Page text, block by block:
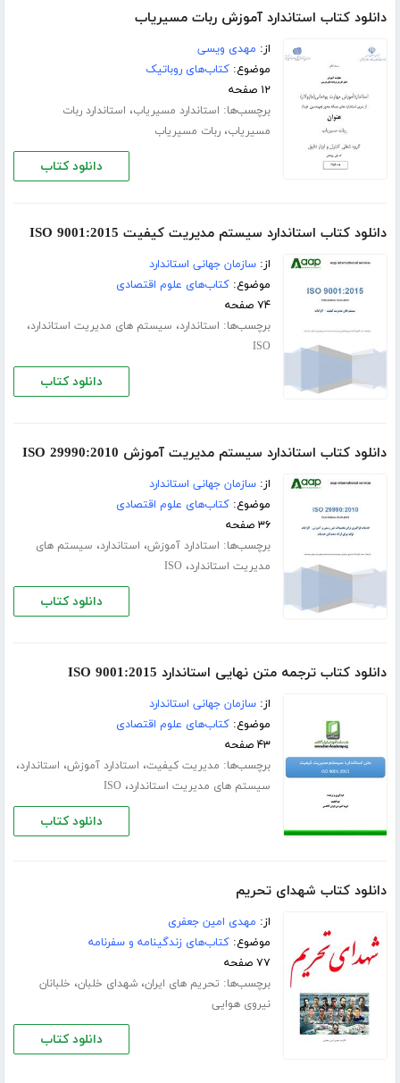
دانلود کتاب استاندارد آموزش ربات مسیریاب
از: مهدی ویسی
موضوع:کتاب‌های روباتیک
۱۲ صفحه
برچسب‌ها: استاندارد مسیریاب، استاندارد ربات
مسیریاب،ربات مسیریاب
دانلود کتاب
دانلود کتاب استاندارد سیستم مدیریت کیفیت ISO 9001:2015
از:سازمان جهانی استاندارد
موضوع:کتاب‌های علوم اقتصادی
۷۴ صفحه
برچسب‌ها: استاندارد، سیستم های مدیریت استاندارد،
ISO
دانلود کتاب
دانلود کتاب استاندارد سیستم مدیریت آموزش ISO 29990:2010
از:سازمان جهانی استاندارد
موضوع:کتاب‌های علوم اقتصادی
۳۶ صفحه
برچسب‌ها: استادارد آموزش، استاندارد، سیستم های
مدیریت استاندارد، ISO
دانلود کتاب
دانلود کتاب ترجمه متن نهایی استاندارد ISO 9001:2015
از:سازمان جهانی استاندارد
موضوع:کتاب‌های علوم اقتصادی
۴۳ صفحه
برچسب‌ها: مدیریت کیفیت، استادارد آموزش، استاندارد،
سیستم های مدیریت استاندارد، ISO
دانلود کتاب
دانلود کتاب شهدای تحریم
از: مهدی امین جعفری
موضوع:کتاب‌های زندگینامه و سفرنامه
۷۷ صفحه
برچسب‌ها: تحریم های ایران،شهدای خلبان، خلبانان
نیروی هوایی
دانلود کتاب